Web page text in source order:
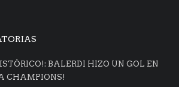
BALERDI HIZO UN GOL EN
CHAMPIONS!